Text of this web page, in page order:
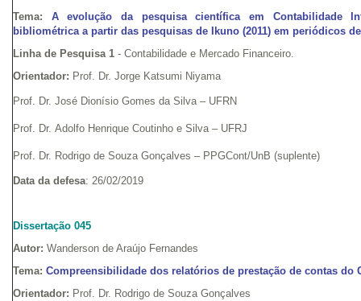
Tema: A evolução da pesquisa científica em Contabilidade
bibliométrica a partir das pesquisas de Ikuno (2011) em periódicos
Linha de Pesquisa 1 - Contabilidade e Mercado Financeiro.
Orientador: Prof. Dr. Jorge Katsumi Niyama
Prof. Dr. José Dionísio Gomes da Silva – UFRN
Prof. Dr. Adolfo Henrique Coutinho e Silva – UFRJ
Prof. Dr. Rodrigo de Souza Gonçalves – PPGCont/UnB (suplente)
Data da defesa: 26/02/2019
Dissertação 045
Autor: Wanderson de Araújo Fernandes
Tema: Compreensibilidade dos relatórios de prestação de contas do
Orientador: Prof. Dr. Rodrigo de Souza Gonçalves